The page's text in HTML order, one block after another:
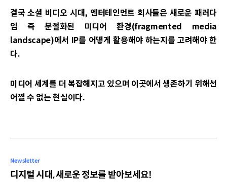
결국 소셜 비디오 시대, 엔터테인먼트 회사들은 새로운 패러다
임 즉 분절화된 미디어 환경(fragmented media
landscape)에서 IP를 어떻게 활용해야 하는지를 고려해야 한
다.
미디어 세계를 더 복잡해지고 있으며 이곳에서 생존하기 위해선
어쩔 수 없는 현실이다.
Newsletter
디지털 시대, 새로운 정보를 받아보세요!